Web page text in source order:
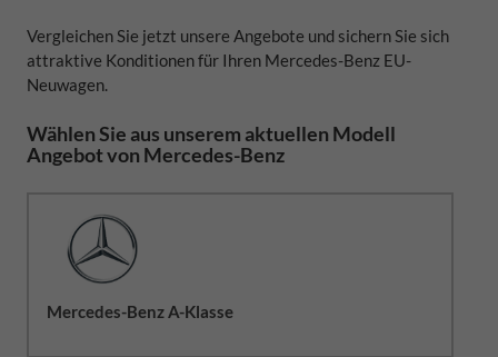
Vergleichen Sie jetzt unsere Angebote und sichern Sie sich
attraktive Konditionen für Ihren Mercedes-Benz EU-
Neuwagen.
Wählen Sie aus unserem aktuellen Modell
Angebot von Mercedes-Benz
Mercedes-Benz A-Klasse